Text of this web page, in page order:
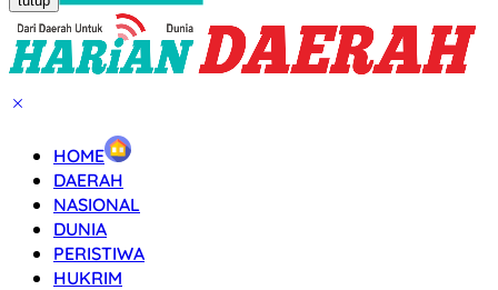
HOME
DAERAH
NASIONAL
DUNIA
PERISTIWA
HUKRIM